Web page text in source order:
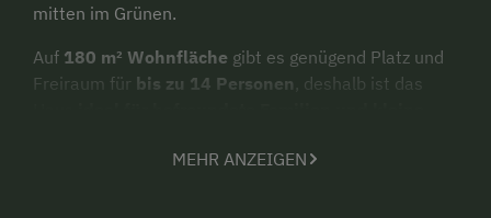
mitten im Grünen.
Auf 180 m² Wohnfläche gibt es genügend Platz und
Freiraum für bis zu 14 Personen , deshalb ist das
MEHR ANZEIGEN